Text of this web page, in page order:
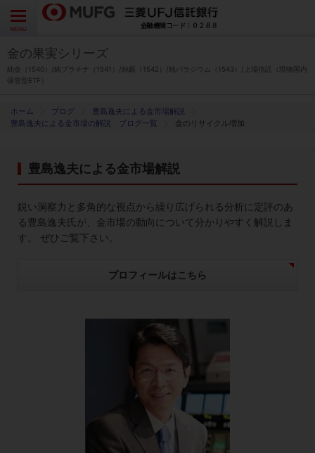
CLOSE
MENU
ブログ
豊島逸夫による金市場解説
豊島逸夫による金市場の解説 ブログ一覧
金のリサイクル増加
豊島逸夫による金市場解説
鋭い洞察力と多角的な視点から繰り広げられる分析に定評のあ
る豊島逸夫氏が、金市場の動向について分かりやすく解説しま
す。 ぜひご覧下さい。
プロフィールはこちら
金の果実シリーズ
純金（1540）/純プラチナ（1541）/純銀（1542）/純パラジウム（1543）/上場信託（現物国内
保管型ETF）
金の果実シリーズとは
特徴とメリット
各種お手続き
ブログ
よくあるご質問 お問い合わせ